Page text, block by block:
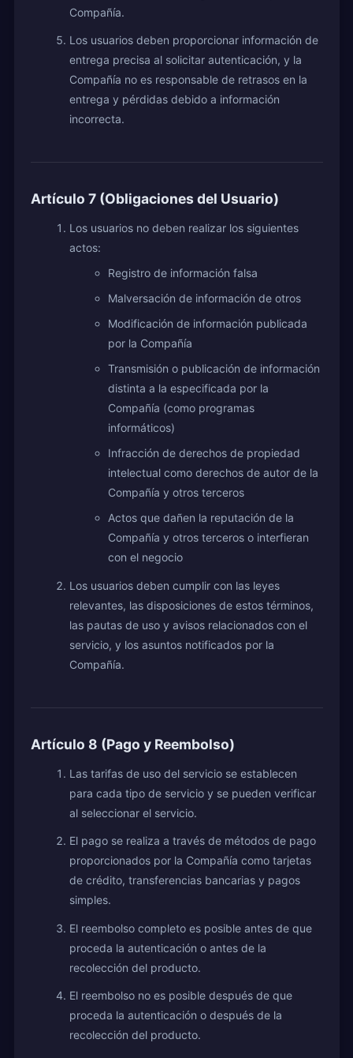
Compañía.
Los usuarios deben proporcionar información de
entrega precisa al solicitar autenticación, y la
Compañía no es responsable de retrasos en la
entrega y pérdidas debido a información
incorrecta.
Artículo 7 (Obligaciones del Usuario)
Los usuarios no deben realizar los siguientes
actos:
Registro de información falsa
Malversación de información de otros
Modificación de información publicada
por la Compañía
Transmisión o publicación de información
distinta a la especificada por la
Compañía (como programas
informáticos)
Infracción de derechos de propiedad
intelectual como derechos de autor de la
Compañía y otros terceros
Actos que dañen la reputación de la
Compañía y otros terceros o interfieran
con el negocio
Los usuarios deben cumplir con las leyes
relevantes, las disposiciones de estos términos,
las pautas de uso y avisos relacionados con el
servicio, y los asuntos notificados por la
Compañía.
Artículo 8 (Pago y Reembolso)
Las tarifas de uso del servicio se establecen
para cada tipo de servicio y se pueden verificar
al seleccionar el servicio.
El pago se realiza a través de métodos de pago
proporcionados por la Compañía como tarjetas
de crédito, transferencias bancarias y pagos
simples.
El reembolso completo es posible antes de que
proceda la autenticación o antes de la
recolección del producto.
El reembolso no es posible después de que
proceda la autenticación o después de la
recolección del producto.